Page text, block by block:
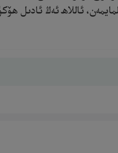
ئاللاھ ئەڭ ئادىل